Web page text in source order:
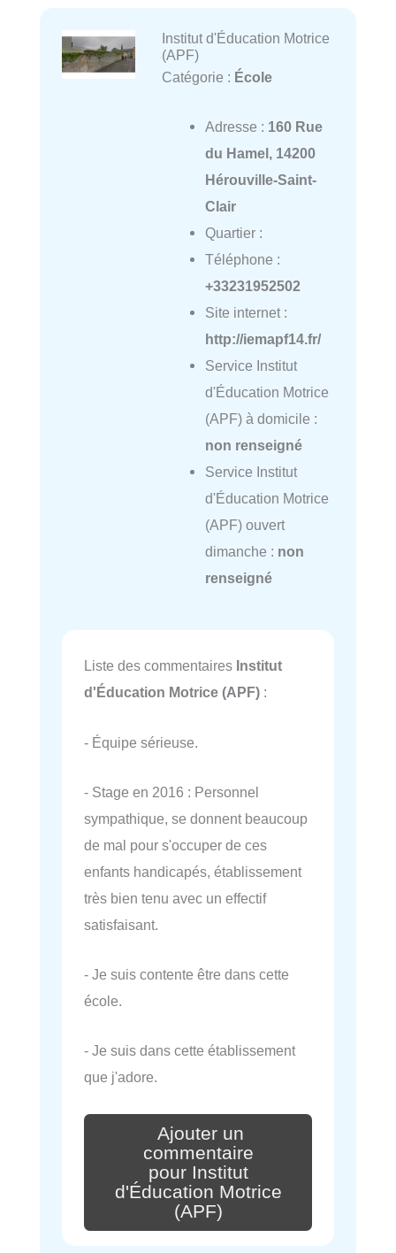
Institut d'Éducation Motrice
(APF)
Catégorie : École
Adresse : 160 Rue
du Hamel, 14200
Hérouville-Saint-
Clair
Quartier :
Téléphone :
+33231952502
Site internet :
http://iemapf14.fr/
Service Institut
d'Éducation Motrice
(APF) à domicile :
non renseigné
Service Institut
d'Éducation Motrice
(APF) ouvert
dimanche : non
renseigné
Liste des commentaires Institut
d'Éducation Motrice (APF) :
- Équipe sérieuse.
- Stage en 2016 : Personnel
sympathique, se donnent beaucoup
de mal pour s'occuper de ces
enfants handicapés, établissement
très bien tenu avec un effectif
satisfaisant.
- Je suis contente être dans cette
école.
- Je suis dans cette établissement
que j'adore.
Ajouter un
commentaire
pour Institut
d'Éducation Motrice
(APF)